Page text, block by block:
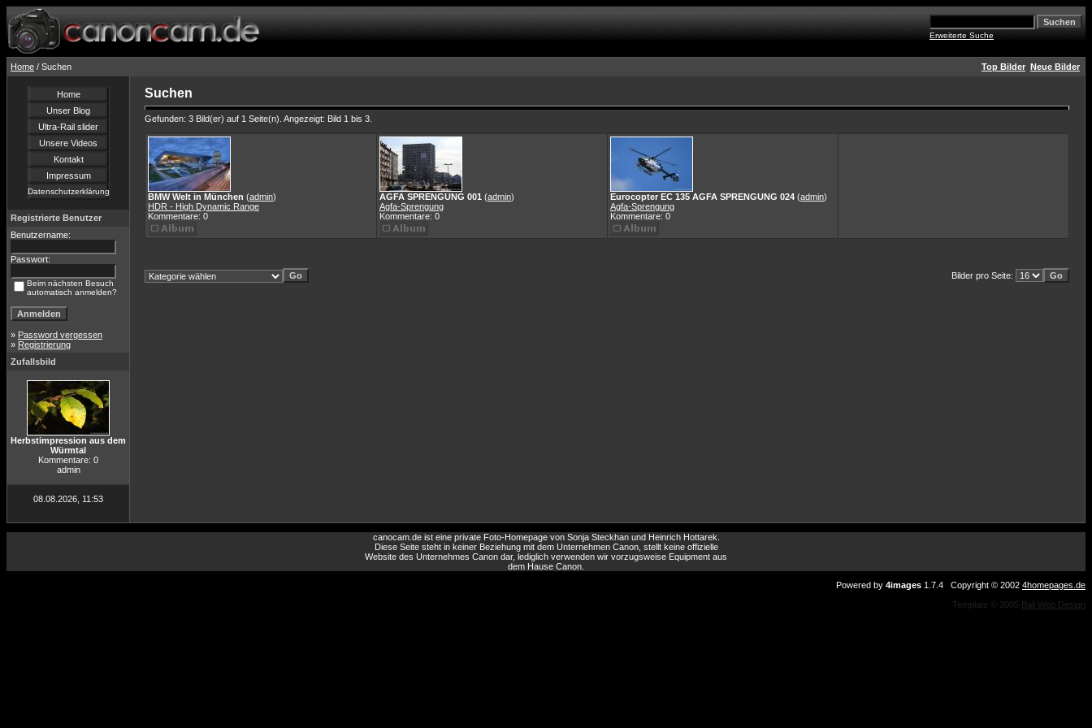
Erweiterte Suche
Home / Suchen Top Bilder Neue Bilder
Home
Unser Blog
Ultra-Rail slider
Unsere Videos
Kontakt
Impressum
Datenschutzerklärung
Registrierte Benutzer
Benutzername:
Passwort:
Beim nächsten Besuch
automatisch anmelden?
» Password vergessen
» Registrierung
Zufallsbild
Herbstimpression aus dem
Würmtal
Kommentare: 0
admin
08.08.2026, 11:53
Suchen
Gefunden: 3 Bild(er) auf 1 Seite(n). Angezeigt: Bild 1 bis 3.
BMW Welt in München (admin)
HDR - High Dynamic Range
Kommentare: 0
AGFA SPRENGUNG 001 (admin)
Agfa-Sprengung
Kommentare: 0
Eurocopter EC 135 AGFA SPRENGUNG 024 (admin)
Agfa-Sprengung
Kommentare: 0
Bilder pro Seite:
canocam.de ist eine private Foto-Homepage von Sonja Steckhan und Heinrich Hottarek.
Diese Seite steht in keiner Beziehung mit dem Unternehmen Canon, stellt keine offizielle
Website des Unternehmes Canon dar, lediglich verwenden wir vorzugsweise Equipment aus
dem Hause Canon.
Powered by 4images 1.7.4 Copyright © 2002 4homepages.de
Template © 2005 Bali Web Design